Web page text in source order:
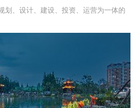
划、设计、建设、投资、运营为一体的